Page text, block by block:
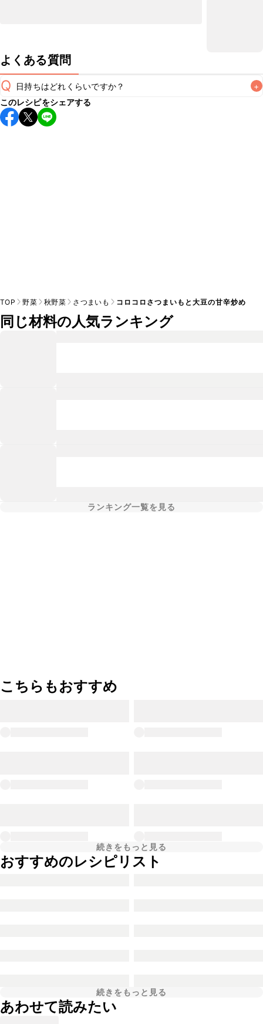
よくある質問
Q 日持ちはどれくらいですか？ +
保存期間は冷蔵で翌日中が目安です。なるべくお早めにお召
し上がりください。
このレシピをシェアする
TOP 野菜 秋野菜 さつまいも コロコロさつまいもと大豆の甘辛炒め
同じ材料の人気ランキング
ランキング一覧を見る
こちらもおすすめ
続きをもっと見る
おすすめのレシピリスト
続きをもっと見る
あわせて読みたい